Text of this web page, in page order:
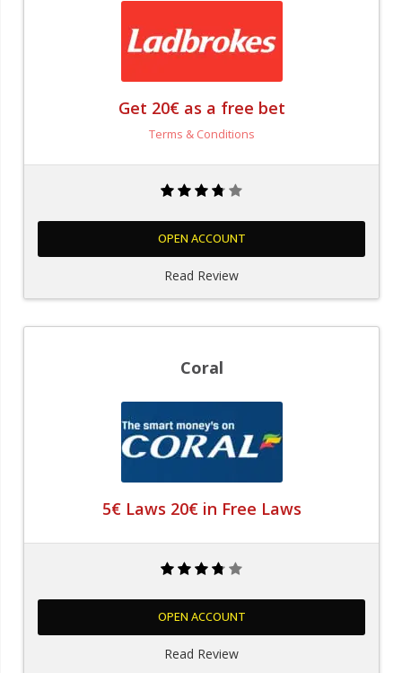
Get 20€ as a free bet
Terms & Conditions
OPEN ACCOUNT
Read Review
Coral
5€ Laws 20€ in Free Laws
OPEN ACCOUNT
Read Review